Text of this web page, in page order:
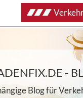
-
Blog für